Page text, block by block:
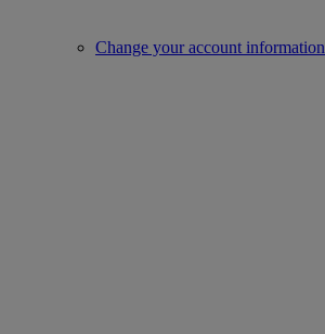
Change your account information